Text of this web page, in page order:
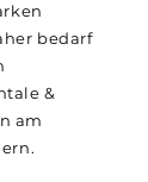
bedarf
&
am